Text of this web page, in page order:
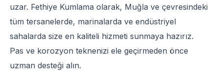
uzar. Fethiye Kumlama olarak, Muğla ve çevresindeki
tüm tersanelerde, marinalarda ve endüstriyel
sahalarda size en kaliteli hizmeti sunmaya hazırız.
Pas ve korozyon teknenizi ele geçirmeden önce
uzman desteği alın.